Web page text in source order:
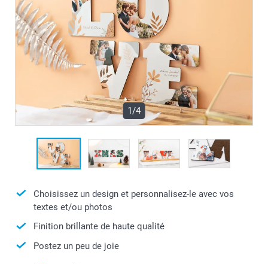
1/4
Choisissez un design et personnalisez-le avec vos
textes et/ou photos
Finition brillante de haute qualité
Postez un peu de joie